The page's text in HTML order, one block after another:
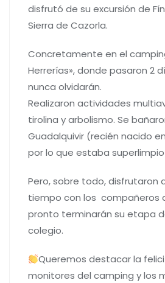
disfrutó de su excursión de
Sierra de Cazorla.
Concretamente en el
Herrerías», donde pasaron 2
nunca olvidarán.
Realizaron actividades
tirolina y arbolismo. Se
Guadalquivir (recién nacido
por lo que estaba
Pero, sobre todo, disfrutaron
tiempo con los compañeros
pronto terminarán su etapa
colegio.
Queremos destacar la
monitores del camping y los